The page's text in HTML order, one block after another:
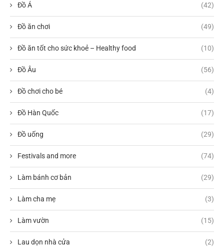
Đồ Á (42)
Đồ ăn chơi (49)
Đồ ăn tốt cho sức khoẻ – Healthy food (10)
Đồ Âu (56)
Đồ chơi cho bé (4)
Đồ Hàn Quốc (17)
Đồ uống (29)
Festivals and more (74)
Làm bánh cơ bản (29)
Làm cha mẹ (3)
Làm vườn (15)
Lau dọn nhà cửa (2)